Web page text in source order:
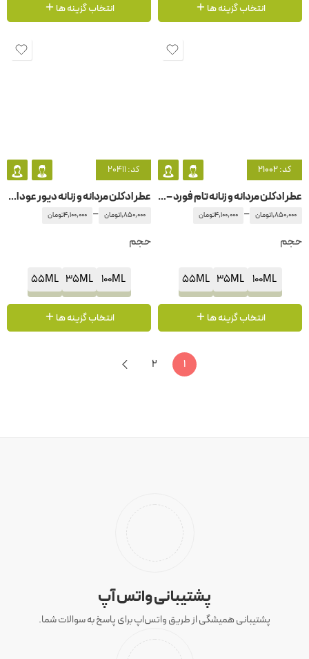
انتخاب گزینه ها انتخاب گزینه ها
کد: 21002
عطر ادکلن مردانه و زنانه تام فورد – تامفورد نوآق د نوآق – نویر د نویر
1,850,000تومان –
4,100,000تومان
حجم
100ML
35ML
55ML
انتخاب گزینه ها
کد: 20411
عطر ادکلن مردانه و زنانه دیور عود اصفهان
1,850,000تومان –
4,100,000تومان
حجم
100ML
35ML
55ML
انتخاب گزینه ها
1
2
پشتیبانی واتس آپ
پشتیبانی همیشگی از طریق واتس‌اپ برای پاسخ به سوالات شما.